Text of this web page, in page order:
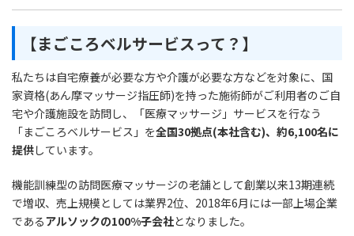
【まごころベルサービスって？】
私たちは自宅療養が必要な方や介護が必要な方などを対象に、国
家資格(あん摩マッサージ指圧師)を持った施術師がご利用者のご自
宅や介護施設を訪問し、「医療マッサージ」サービスを行なう
「まごころベルサービス」を全国30拠点(本社含む)、約6,100名に
提供しています。
機能訓練型の訪問医療マッサージの老舗として創業以来13期連続
で増収、売上規模としては業界2位、2018年6月には一部上場企業
であるアルソックの100%子会社となりました。